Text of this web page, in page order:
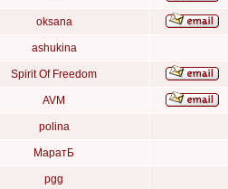
oksana
ashukina
Spirit Of Freedom
AVM
polina
МаратБ
pgg